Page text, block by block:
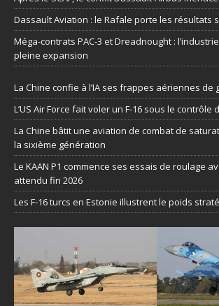
Dassault Aviation : le Rafale porte les résultats
Méga-contrats PAC-3 et Dreadnought :
pleine expansion
La Chine confie à l’IA ses frappes aériennes de
L’US Air Force fait voler un F-16 sous le contrôle
La Chine bâtit une aviation de combat de
la sixième génération
Le KAAN P1 commence ses essais de roulage
attendu fin 2026
Les F-16 turcs en Estonie illustrent le poids